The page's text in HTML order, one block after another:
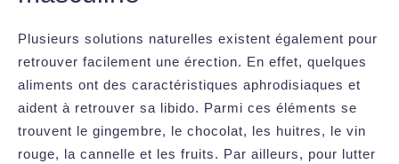
Plusieurs solutions naturelles existent également pour
retrouver facilement une érection. En effet, quelques
aliments ont des caractéristiques aphrodisiaques et
aident à retrouver sa libido. Parmi ces éléments se
trouvent le gingembre, le chocolat, les huitres, le vin
rouge, la cannelle et les fruits. Par ailleurs, pour lutter